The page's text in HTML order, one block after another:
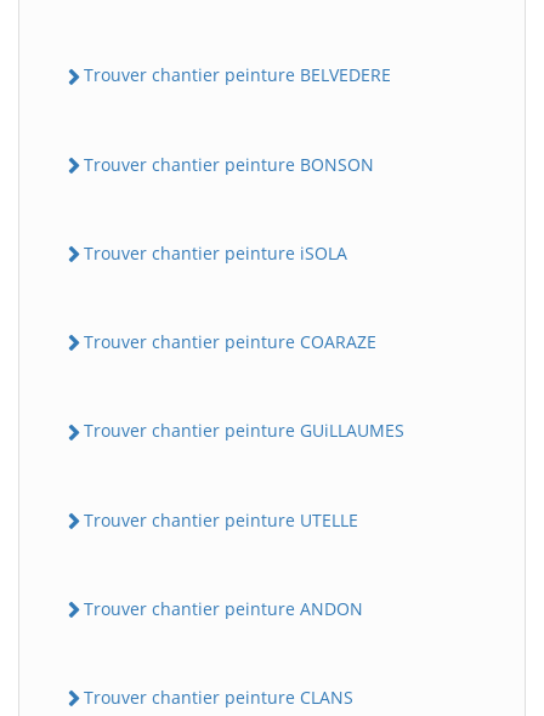
Trouver chantier peinture BELVEDERE
Trouver chantier peinture BONSON
Trouver chantier peinture iSOLA
Trouver chantier peinture COARAZE
Trouver chantier peinture GUiLLAUMES
Trouver chantier peinture UTELLE
Trouver chantier peinture ANDON
Trouver chantier peinture CLANS